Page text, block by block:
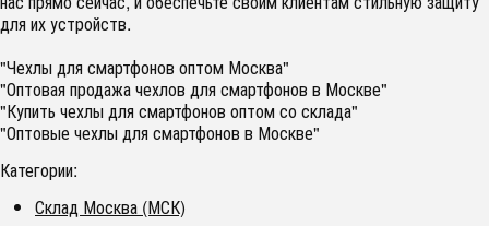
для их устройств.
"Чехлы для смартфонов оптом Москва"
"Оптовая продажа чехлов для смартфонов в Москве"
"Купить чехлы для смартфонов оптом со склада"
"Оптовые чехлы для смартфонов в Москве"
Категории:
Склад Москва (МСК)